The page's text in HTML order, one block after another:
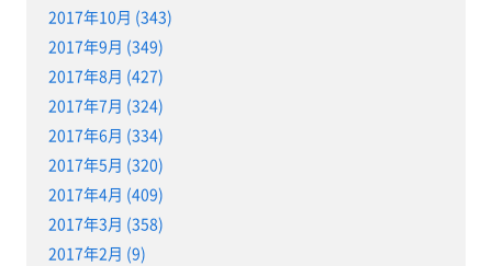
2017年10月 (343)
2017年9月 (349)
2017年8月 (427)
2017年7月 (324)
2017年6月 (334)
2017年5月 (320)
2017年4月 (409)
2017年3月 (358)
2017年2月 (9)